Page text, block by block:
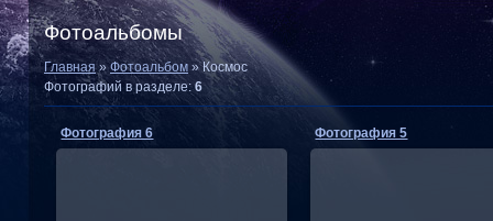
Фотоальбомы
Главная »Фотоальбом » Космос
Фотографий в разделе: 6
Фотография 6 Фотография 5